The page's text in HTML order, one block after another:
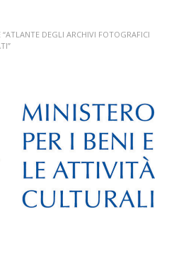
DEGLI ARCHIVI FOTOGRAFICI